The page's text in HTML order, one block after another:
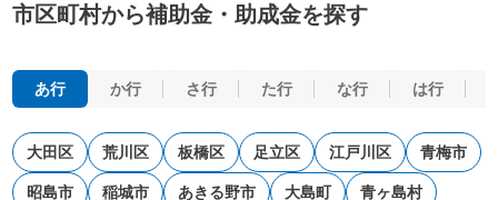
市区町村から補助金・助成金を探す
あ行 か行 さ行 た行 な行 は行
大田区 荒川区 板橋区 足立区 江戸川区 青梅市
昭島市 稲城市 あきる野市 大島町 青ヶ島村